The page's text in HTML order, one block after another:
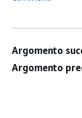
Argomento
Argomento